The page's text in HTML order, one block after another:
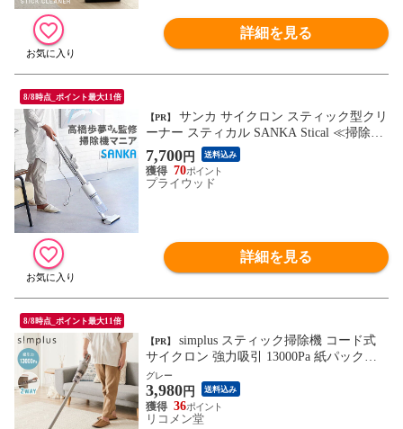
詳細を見る
8/8時点_ポイント最大11倍
【PR】
ーナー スティカル SANKA Stical ≪掃除機
単品 SSC-5000WH≫ コード式 スティック
掃除機 ナニコレ珍百景 掃除機マニア 高橋
歩夢 一人暮らし 軽量 自立 白 ホワイト ハ
7,700円 送料込み
70
プライウッド
詳細を見る
8/8時点_ポイント最大11倍
【PR】
サイクロン 強力吸引 13000Pa 紙パック不
要 2WAY ハンディ 軽量 1.06kg グレー ホワ
イト 水洗い可能 シンプル おしゃれ キャニ
スティッククリーナー SP-VC01 【メーカ
ー保証1年】
グレー
3,980円 送料込み
36
リコメン堂